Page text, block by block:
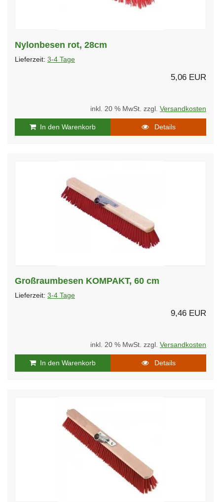
Nylonbesen rot, 28cm
Lieferzeit: 3-4 Tage
5,06 EUR
inkl. 20 % MwSt. zzgl. Versandkosten
In den Warenkorb Details
Großraumbesen KOMPAKT, 60 cm
Lieferzeit: 3-4 Tage
9,46 EUR
inkl. 20 % MwSt. zzgl. Versandkosten
In den Warenkorb Details